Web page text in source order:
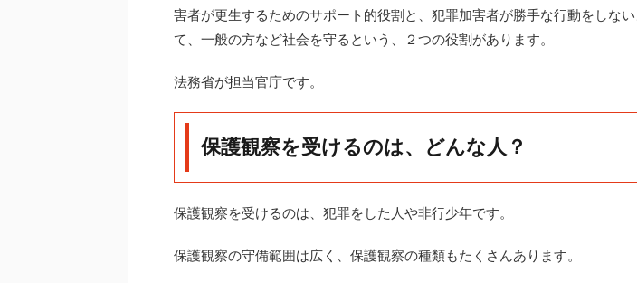
害者が更生するためのサポート的役割と、犯罪加害者が勝手な行動をしない
て、一般の方など社会を守るという、２つの役割があります。
法務省が担当官庁です。
保護観察を受けるのは、どんな人？
保護観察を受けるのは、犯罪をした人や非行少年です。
保護観察の守備範囲は広く、保護観察の種類もたくさんあります。